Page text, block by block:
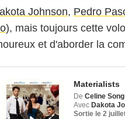
Johnson, Pedro
), mais toujours cette
et d'aborder la
Materialists
De Celine Song
Avec Dakota
Sortie le 2